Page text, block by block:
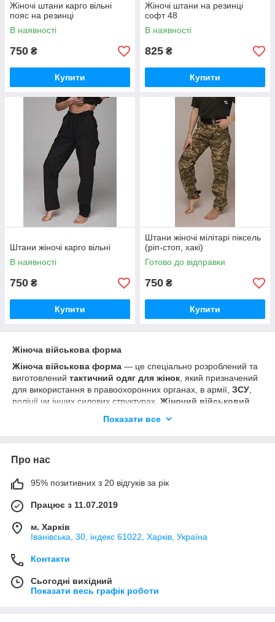
Жіночі штани карго вільні
пояс на резинці
В наявності
750 ₴
Купити
Жіночі штани на резинці
софт 48
В наявності
825 ₴
Купити
Штани жіночі карго вільні
В наявності
750 ₴
Купити
Штани жіночі мілітарі піксель
(ріп-стоп, хакі)
Готово до відправки
750 ₴
Купити
Жіноча військова форма
Жіноча військова форма — це спеціально розроблений та
виготовлений тактичний одяг для жінок , який призначений
для використання в правоохоронних органах, в армії, ЗСУ
поліції чи інших силових структурах. Жіночий військовий
жіночого тіла для зручності в різних кліматичних умовах.
міцність матеріалів
дає можливість носіння різноманітного обладнання,
аксесуари, необхідні для військової діяльності.
безпеки під час виконання бойових завдань.
які дозволяють швидко та чітко ідентифікувати
військовослужбовців. Це зменшує ризик непорозумінь та
Показати все
Про нас
95% позитивних з 20 відгуків за рік
Працює з 11.07.2019
м. Харків
Іванівська, 30, індекс 61022, Харків, Україна
Контакти
Сьогодні вихідний
Показати весь графік роботи